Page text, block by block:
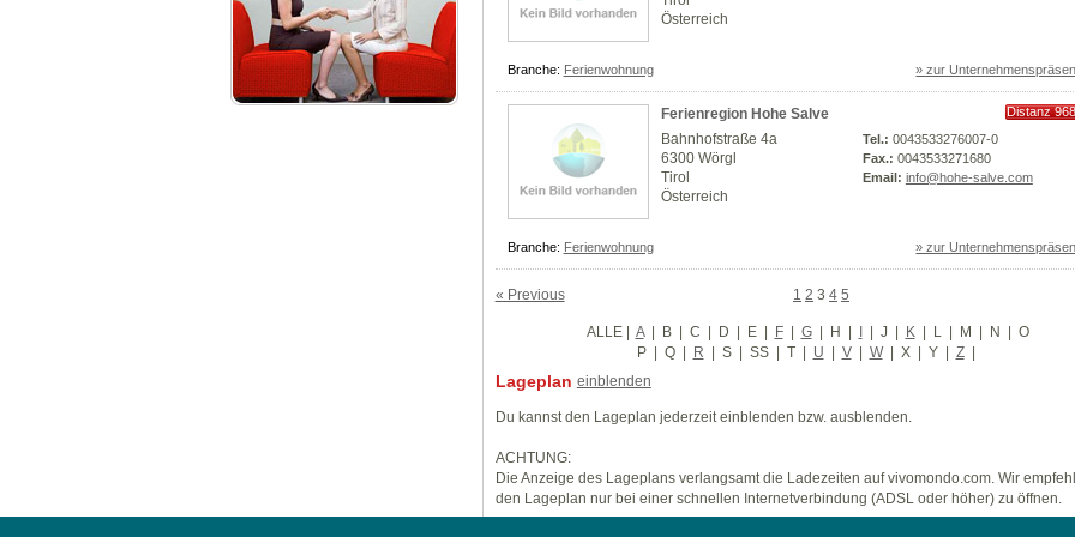
Österreich
Branche: Ferienwohnung » zur
Ferienregion Hohe Salve
Distanz
Bahnhofstraße 4a
6300 Wörgl
Tirol
Österreich
Tel.: 0043533276007-0
Fax.: 0043533271680
Email: info@hohe-salve.com
Branche: Ferienwohnung » zur
« Previous 1 2 3 4 5
ALLE| A | B | C | D | E | F | G | H | I | J | K | L | M | N | O
P | Q | R | S | SS | T | U | V | W | X | Y | Z |
Lageplan einblenden
Du kannst den Lageplan jederzeit einblenden bzw. ausblenden.
ACHTUNG:
Die Anzeige des Lageplans verlangsamt die Ladezeiten auf vivomondo.com. Wir
den Lageplan nur bei einer schnellen Internetverbindung (ADSL oder höher) zu öffnen.